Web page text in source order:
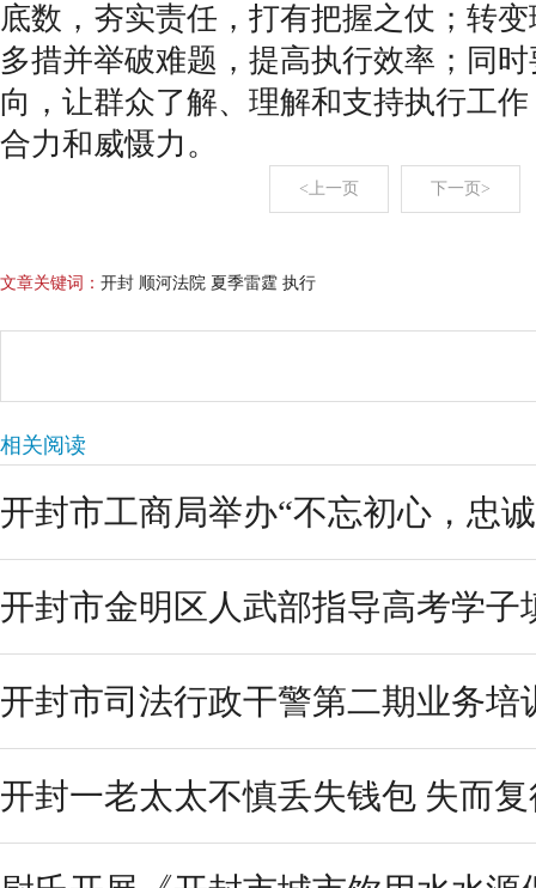
底数，夯实责任，打有把握之仗；转
多措并举破难题，提高执行效率；同
向，让群众了解、理解和支持执行工
合力和威慑力。
<上一页 下一页>
文章关键词： 开封 顺河法院 夏季雷霆 执行
相关阅读
开封市工商局举办“不忘初心，忠
开封市金明区人武部指导高考学子
开封市司法行政干警第二期业务培
开封一老太太不慎丢失钱包 失而